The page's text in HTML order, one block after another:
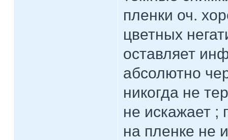
пленки оч.
цветных
оставляет
абсолютно
никогда не
не искажает ;
на пленке не